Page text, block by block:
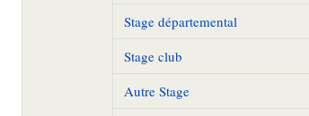
Stage départemental
Stage club
Autre Stage